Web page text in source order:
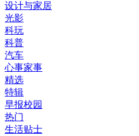
设计与家居
光影
科玩
科普
汽车
心事家事
精选
特辑
早报校园
热门
生活贴士